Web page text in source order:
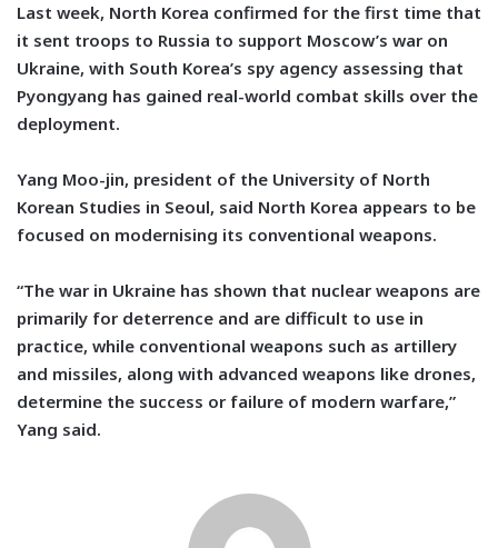
Last week, North Korea confirmed for the first time that
it sent troops to Russia to support Moscow’s war on
Ukraine, with South Korea’s spy agency assessing that
Pyongyang has gained real-world combat skills over the
deployment.
Yang Moo-jin, president of the University of North
Korean Studies in Seoul, said North Korea appears to be
focused on modernising its conventional weapons.
“The war in Ukraine has shown that nuclear weapons are
primarily for deterrence and are difficult to use in
practice, while conventional weapons such as artillery
and missiles, along with advanced weapons like drones,
determine the success or failure of modern warfare,”
Yang said.